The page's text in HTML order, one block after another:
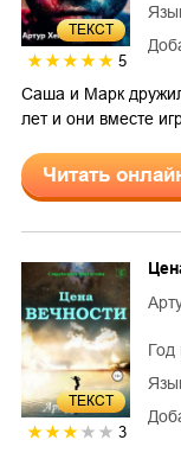
ТЕКСТ
5
Саша и Марк
лет и они вместе
Читать
ТЕКСТ
3
Год